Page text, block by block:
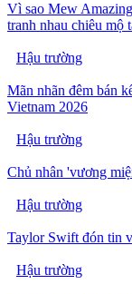
Vì sao Mew
tranh nhau chiêu
Hậu trường
Mãn nhãn đêm bán
Vietnam 2026
Hậu trường
Chủ nhân 'vương
Hậu trường
Taylor Swift đón tin
Hậu trường